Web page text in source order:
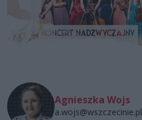
Agnieszka Wojs
a.wojs@wszczecinie.pl